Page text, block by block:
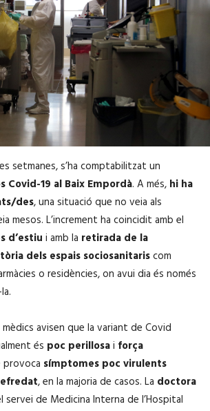
setmanes, s’ha comptabilitzat un
Covid-19 al Baix Empordà. A més, hi ha
des, una situació que no veia als
mesos. L’increment ha coincidit amb el
d’estiu i amb la retirada de la
dels espais sociosanitariscom
o residències, on avui dia és només
avisen que la variant de Covid
és poc perillosai força
provoca símptomes poc virulents
, en la majoria de casos. La doctora
servei de Medicina Interna de l’Hospital